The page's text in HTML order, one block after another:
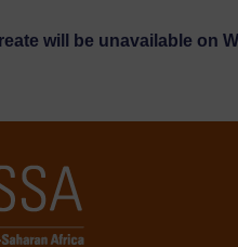
will be unavailable on